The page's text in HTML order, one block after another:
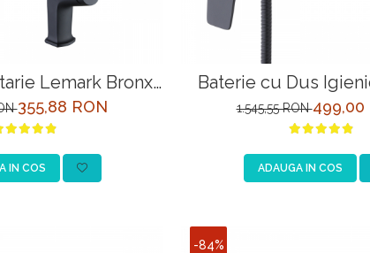
Lemark Bronx
Negru
355,88 RON
IN COS
Baterie cu Dus
Bronx LM3718BL
1.545,55 RON499,00
ADAUGA IN COS
-84%